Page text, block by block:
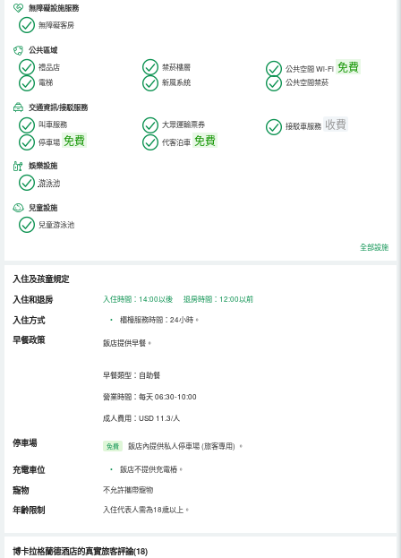
無障礙設施服務
無障礙客房
公共區域
禮品店 禁菸樓層 公共空間 Wi-Fi 免費
電梯 新風系統 公共空間禁菸
交通資訊/接駁服務
叫車服務 大眾運輸票券 接駁車服務 收費
停車場 免費 代客泊車 免費
娛樂設施
游泳池
兒童設施
兒童游泳池
全部設施
入住及孩童規定
入住和退房
入住時間：14:00以後 退房時間：12:00以前
入住方式 • 櫃檯服務時間：24小時。
早餐政策 飯店提供早餐。
早餐類型：自助餐
營業時間：每天 06:30-10:00
成人費用：USD 11.3/人
停車場 免費 飯店內提供私人停車場 (旅客專用) 。
充電車位 • 飯店不提供充電樁。
寵物 不允許攜帶寵物
年齡限制 入住代表人需為18歲以上。
博卡拉格蘭德酒店的真實旅客評論(18)